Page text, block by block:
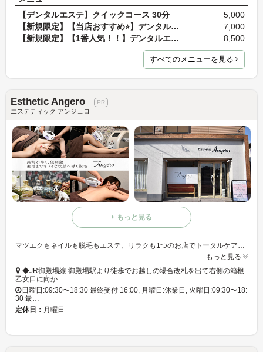
【デンタルエステ】クイックコース 30分
5,000
【新規限定】【当店おすすめ⭐︎】デンタルエステ ス…
7,000
【新規限定】【1番人気！！】デンタルエステ スペシ…
8,500
すべてのメニューを見る
Esthetic Angero
エステティック アンジェロ
もっと見る
マツエクもネイルも脱毛もエステ、リラクも1つのお店でトータルケア出来るサロン◎当日予約OK◎お得なクーポン掲載中!!
もっと見る
◆JR御殿場線 御殿場駅より徒歩でお越しの場合改札を出て右側の箱根
乙女口に向か…
日曜日:09:30〜18:30 最終受付 16:00, 月曜日:休業日, 火曜日:09:30〜18:
30 最…
定休日： 月曜日